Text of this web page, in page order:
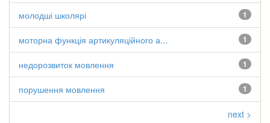
1
молодші школярі
1
моторна функція артикуляційного а...
1
недорозвиток мовлення
1
порушення мовлення
next >